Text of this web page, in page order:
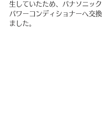
生していたため、パナソニッ
パワーコンディショナーへ交
ました。